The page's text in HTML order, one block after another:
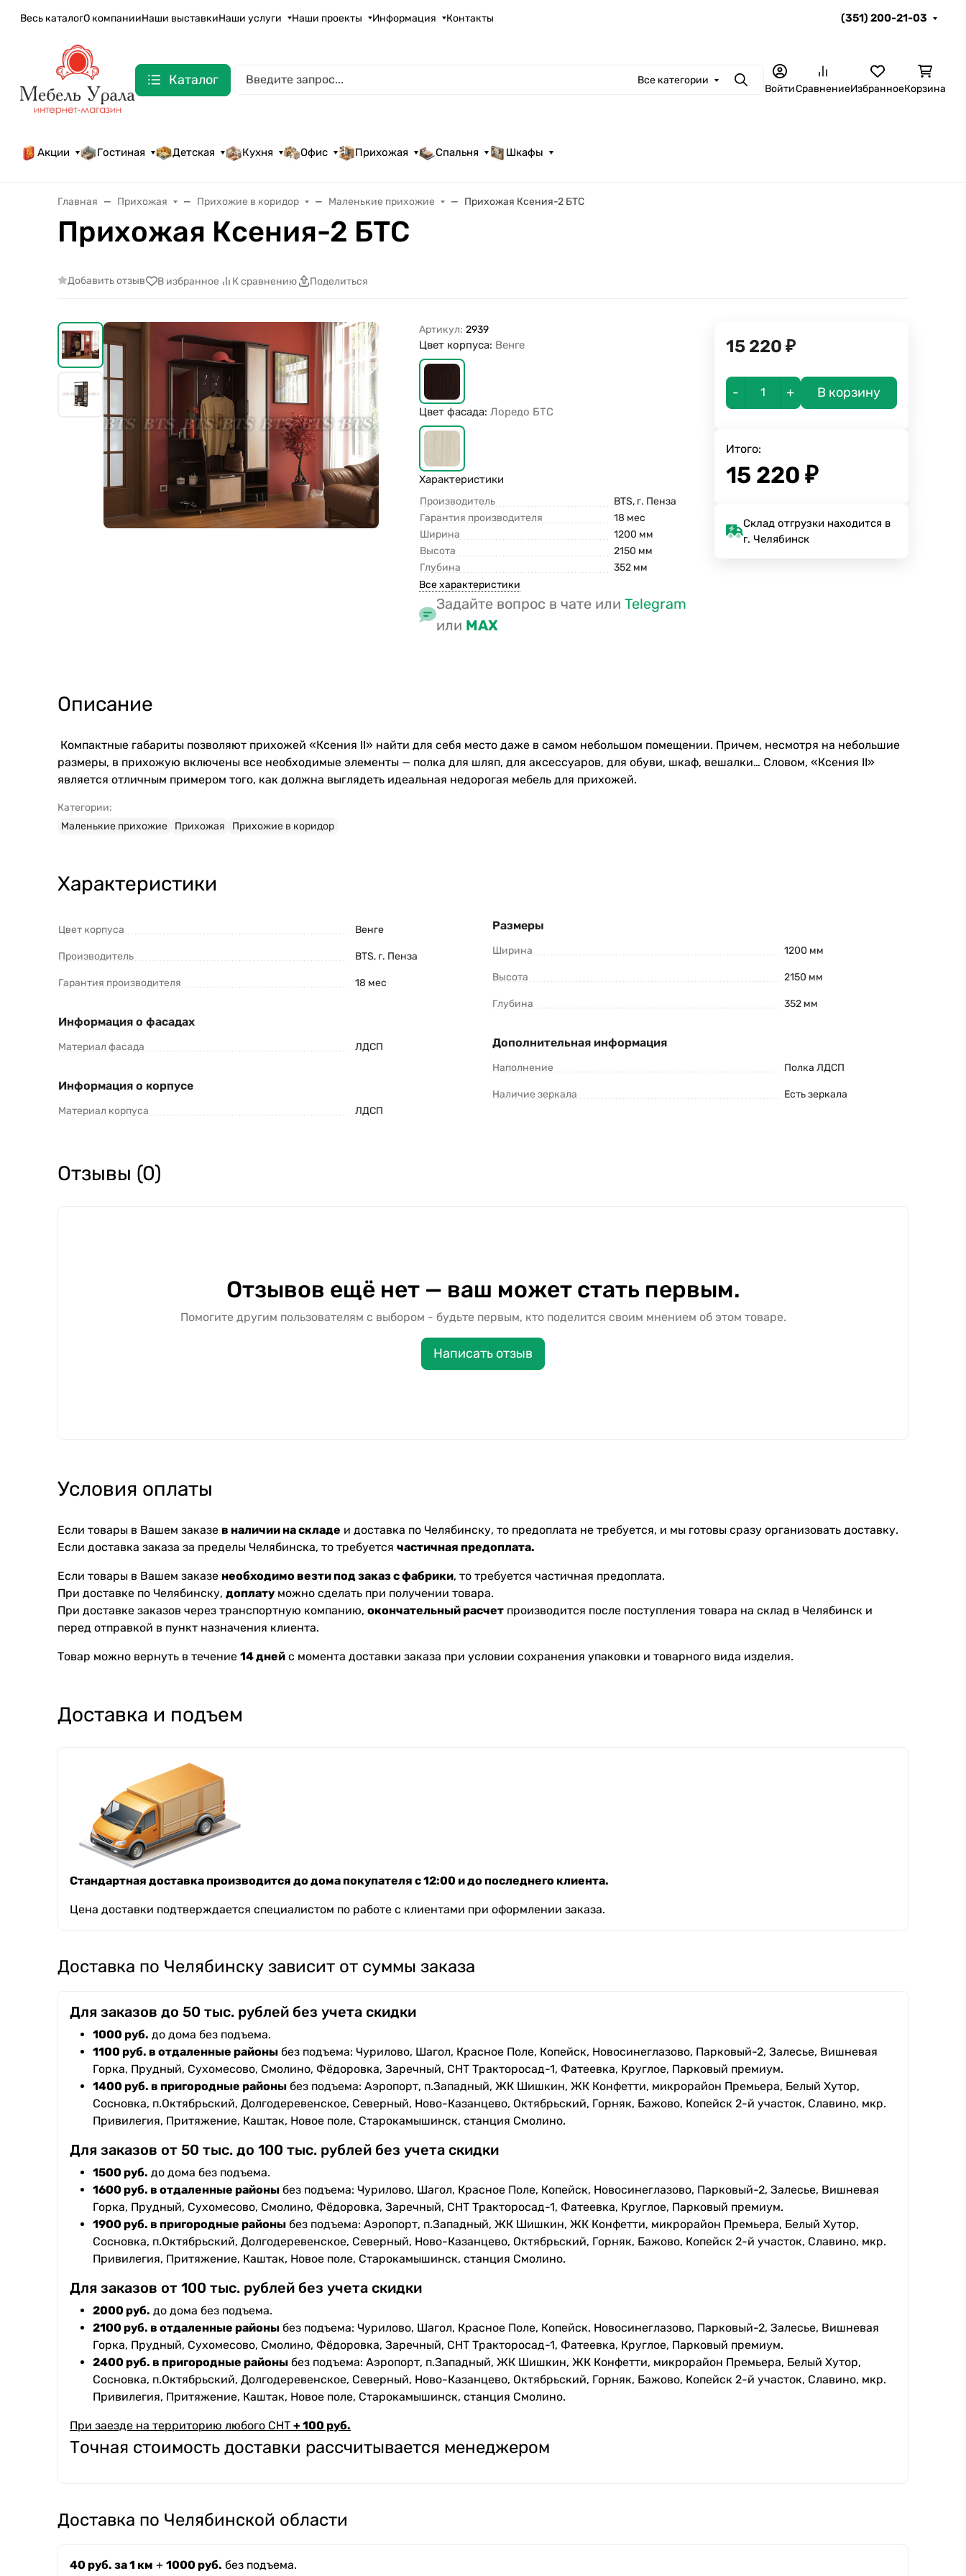
Весь каталогО компанииНаши выставкиНаши услуги Наши проекты Информация Контакты (351) 200-21-03
Каталог Все категории ПоискВойтиСравнениеИзбранноеКорзина
Акции Гостиная Детская Кухня Офис Прихожая Спальня Шкафы
Главная Прихожая Прихожие в коридор Маленькие прихожие Прихожая Ксения-2 БТС
Прихожая Ксения-2 БТС
Добавить отзыв В избранное К сравнению Поделиться
Артикул: 2939
Цвет корпуса: Венге
Цвет фасада:Лоредо БТС
Характеристики
Производитель
BTS, г. Пенза
Гарантия производителя
18 мес
Ширина
1200 мм
Высота
2150 мм
Глубина
352 мм
Все характеристики
Задайте вопрос в чате илиTelegram
или MAX
15 220 ₽
- + В корзину
Итого:
15 220 ₽
Склад отгрузки находится в
г. Челябинск
Описание
Компактные габариты позволяют прихожей «Ксения II» найти для себя место даже в самом небольшом помещении. Причем, несмотря на небольшие
размеры, в прихожую включены все необходимые элементы — полка для шляп, для аксессуаров, для обуви, шкаф, вешалки… Словом, «Ксения II»
является отличным примером того, как должна выглядеть идеальная недорогая мебель для прихожей.
Категории:
Маленькие прихожие
Прихожая Прихожие в коридор
Характеристики
Цвет корпуса Венге
Производитель BTS, г. Пенза
Гарантия производителя 18 мес
Информация о фасадах
Материал фасада ЛДСП
Информация о корпусе
Материал корпуса ЛДСП
Размеры
Ширина 1200 мм
Высота 2150 мм
Глубина 352 мм
Дополнительная информация
Наполнение Полка ЛДСП
Наличие зеркала Есть зеркала
Отзывы (0)
Отзывов ещё нет — ваш может стать первым.
Помогите другим пользователям с выбором - будьте первым, кто поделится своим мнением об этом товаре.
Написать отзыв
Условия оплаты
Если товары в Вашем заказе в наличии на складе и доставка по Челябинску, то предоплата не требуется, и мы готовы сразу организовать доставку.
Если доставка заказа за пределы Челябинска, то требуется частичная предоплата.
Если товары в Вашем заказе необходимо везти под заказ с фабрики, то требуется частичная предоплата.
При доставке по Челябинску, доплату можно сделать при получении товара.
При доставке заказов через транспортную компанию, окончательный расчет производится после поступления товара на склад в Челябинск и
перед отправкой в пункт назначения клиента.
Товар можно вернуть в течение 14 дней с момента доставки заказа при условии сохранения упаковки и товарного вида изделия.
Доставка и подъем
Стандартная доставка производится до дома покупателя с 12:00 и до последнего клиента.
Цена доставки подтверждается специалистом по работе с клиентами при оформлении заказа.
Доставка по Челябинску зависит от суммы заказа
Для заказов до 50 тыс. рублей без учета скидки
1000 руб. до дома без подъема.
1100 руб. в отдаленные районы без подъема: Чурилово, Шагол, Красное Поле, Копейск, Новосинеглазово, Парковый-2, Залесье, Вишневая
Горка, Прудный, Сухомесово, Смолино, Фёдоровка, Заречный, СНТ Тракторосад-1, Фатеевка, Круглое, Парковый премиум.
1400 руб. в пригородные районы без подъема: Аэропорт, п.Западный, ЖК Шишкин, ЖК Конфетти, микрорайон Премьера, Белый Хутор,
Сосновка, п.Октябрьский, Долгодеревенское, Северный, Ново-Казанцево, Октябрьский, Горняк, Бажово, Копейск 2-й участок, Славино, мкр.
Привилегия, Притяжение, Каштак, Новое поле, Старокамышинск, станция Смолино.
Для заказов от 50 тыс. до 100 тыс. рублей без учета скидки
1500 руб. до дома без подъема.
1600 руб. в отдаленные районы без подъема: Чурилово, Шагол, Красное Поле, Копейск, Новосинеглазово, Парковый-2, Залесье, Вишневая
Горка, Прудный, Сухомесово, Смолино, Фёдоровка, Заречный, СНТ Тракторосад-1, Фатеевка, Круглое, Парковый премиум.
1900 руб. в пригородные районы без подъема: Аэропорт, п.Западный, ЖК Шишкин, ЖК Конфетти, микрорайон Премьера, Белый Хутор,
Сосновка, п.Октябрьский, Долгодеревенское, Северный, Ново-Казанцево, Октябрьский, Горняк, Бажово, Копейск 2-й участок, Славино, мкр.
Привилегия, Притяжение, Каштак, Новое поле, Старокамышинск, станция Смолино.
Для заказов от 100 тыс. рублей без учета скидки
2000 руб. до дома без подъема.
2100 руб. в отдаленные районы без подъема: Чурилово, Шагол, Красное Поле, Копейск, Новосинеглазово, Парковый-2, Залесье, Вишневая
Горка, Прудный, Сухомесово, Смолино, Фёдоровка, Заречный, СНТ Тракторосад-1, Фатеевка, Круглое, Парковый премиум.
2400 руб. в пригородные районы без подъема: Аэропорт, п.Западный, ЖК Шишкин, ЖК Конфетти, микрорайон Премьера, Белый Хутор,
Сосновка, п.Октябрьский, Долгодеревенское, Северный, Ново-Казанцево, Октябрьский, Горняк, Бажово, Копейск 2-й участок, Славино, мкр.
Привилегия, Притяжение, Каштак, Новое поле, Старокамышинск, станция Смолино.
При заезде на территорию любого СНТ + 100 руб.
Точная стоимость доставки рассчитывается менеджером
Доставка по Челябинской области
40 руб. за 1 км + 1000 руб. без подъема.